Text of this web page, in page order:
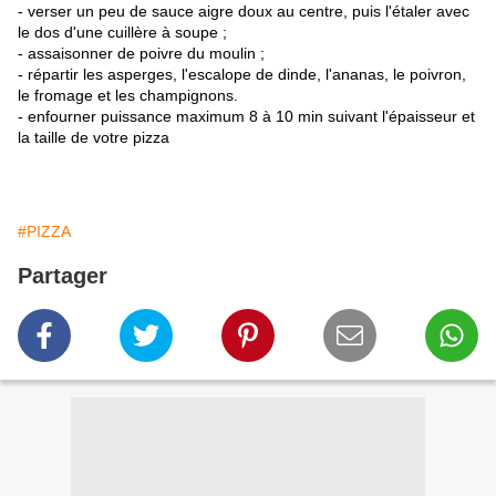
- verser un peu de sauce aigre doux au centre, puis l'étaler avec
le dos d'une cuillère à soupe ;
- assaisonner de poivre du moulin ;
- répartir les asperges, l'escalope de dinde, l'ananas, le poivron,
le fromage et les champignons.
- enfourner puissance maximum 8 à 10 min suivant l'épaisseur et
la taille de votre pizza
#PIZZA
Partager